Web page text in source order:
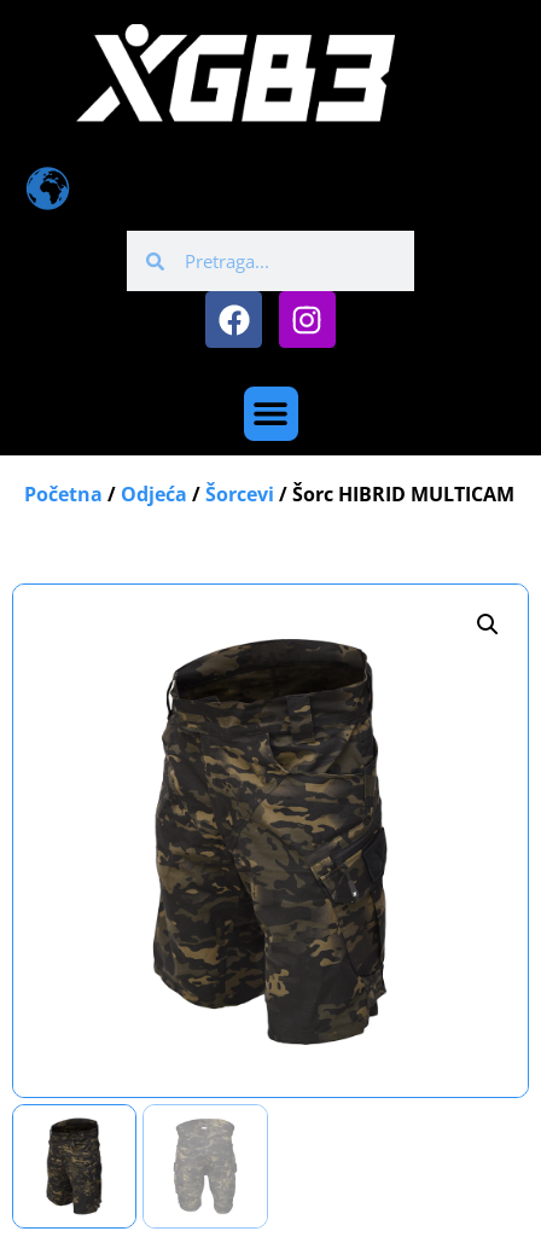
Početna / Odjeća /Šorcevi / Šorc HIBRID MULTICAM